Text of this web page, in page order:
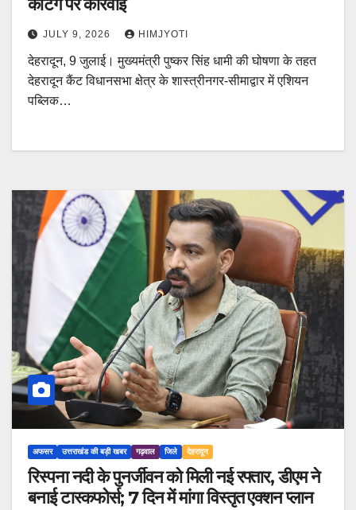
कटिंग पर कार्रवाई
JULY 9, 2026 HIMJYOTI
देहरादून, 9 जुलाई। मुख्यमंत्री पुष्कर सिंह धामी की घोषणा के तहत
देहरादून कैंट विधानसभा क्षेत्र के शास्त्रीनगर-सीमाद्वार में एशियन
पब्लिक…
अफसर उत्तराखंड की बड़ी खबर गढ़वाल जिले देहरादून
रिस्पना नदी के पुनर्जीवन को मिली नई रफ्तार, डीएम ने
बनाई टास्कफोर्स; 7 दिन में मांगा विस्तृत एक्शन प्लान